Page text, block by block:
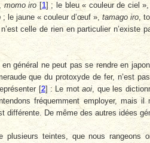
momo iro[1] ; le bleu « couleur de ciel
; le jaune « couleur d’œuf »,tamago iro,
celle de rien en particulier n’existe
général ne peut pas se rendre en
que du protoxyde de fer, n’est
[2] : Le motaoi , que les
fréquemment employer, mais il
De même des autres idées
plusieurs teintes, que nous rangeons